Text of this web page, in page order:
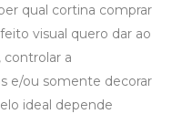
qual cortina comprar
visual quero dar ao
controlar a
e/ou somente decorar
ideal depende